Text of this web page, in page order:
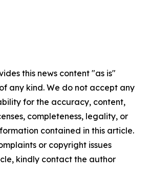
this news content "as is"
any kind. We do not accept any
for the accuracy, content,
completeness, legality, or
contained in this article.
or copyright issues
kindly contact the author